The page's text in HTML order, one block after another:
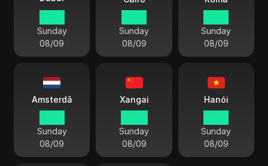
Sunday
08/09
Sunday
08/09
Sunday
08/09
Amsterdã
Sunday
08/09
Xangai
Sunday
08/09
Hanói
Sunday
08/09